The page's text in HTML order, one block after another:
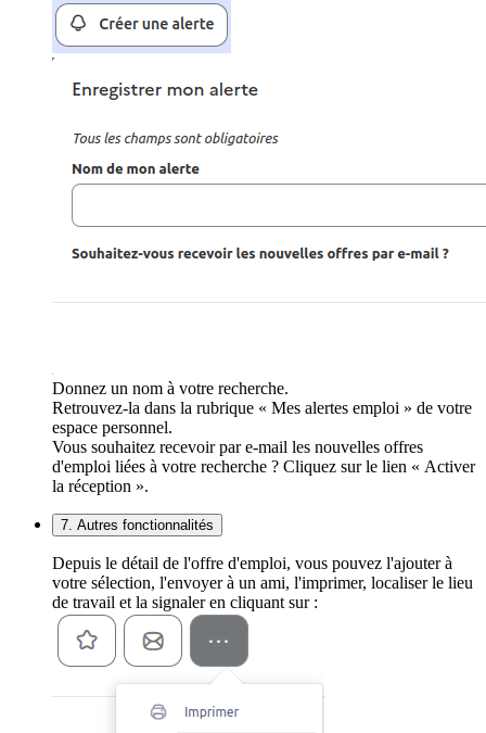
Donnez un nom à votre recherche.
Retrouvez-la dans la rubrique « Mes alertes emploi » de votre
espace personnel.
Vous souhaitez recevoir par e-mail les nouvelles offres
d'emploi liées à votre recherche ? Cliquez sur le lien « Activer
la réception ».
7. Autres fonctionnalités
Depuis le détail de l'offre d'emploi, vous pouvez l'ajouter à
votre sélection, l'envoyer à un ami, l'imprimer, localiser le lieu
de travail et la signaler en cliquant sur :